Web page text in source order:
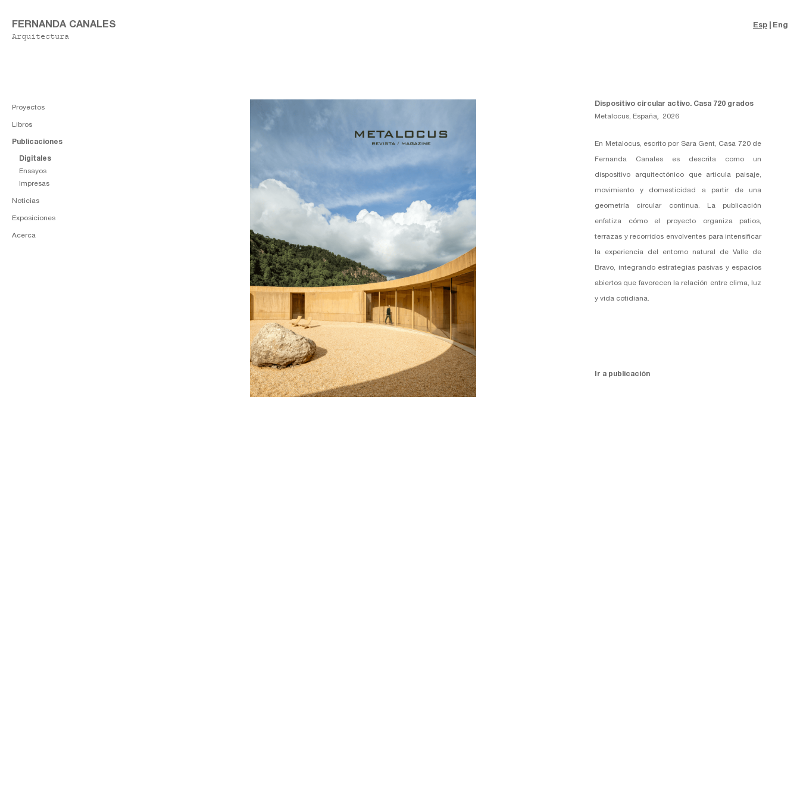
FERNANDA CANALES
Arquitectura
Esp Eng
Proyectos
Libros
Publicaciones
Digitales
Ensayos
Impresas
Noticias
Exposiciones
Acerca
Dispositivo circular activo. Casa 720 grados
Metalocus, España
2026
En Metalocus, escrito por Sara Gent, Casa 720 de
Fernanda Canales es descrita como un
dispositivo arquitectónico que articula paisaje,
movimiento y domesticidad a partir de una
geometría circular continua. La publicación
enfatiza cómo el proyecto organiza patios,
terrazas y recorridos envolventes para intensificar
la experiencia del entorno natural de Valle de
Bravo, integrando estrategias pasivas y espacios
abiertos que favorecen la relación entre clima, luz
y vida cotidiana.
Ir a publicación